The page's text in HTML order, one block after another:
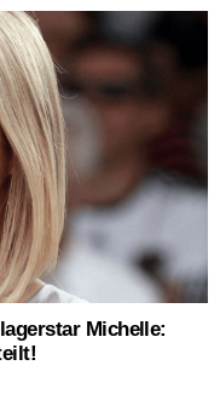
Michelle: